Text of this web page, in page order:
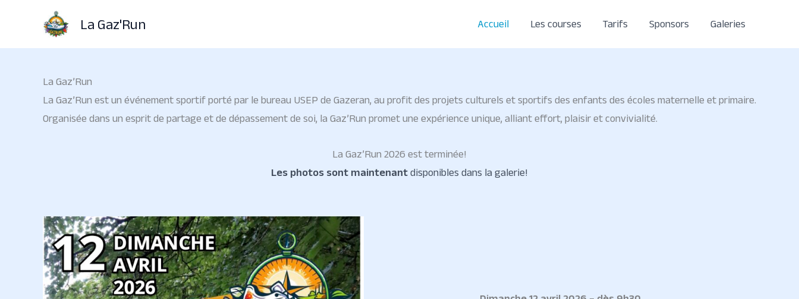
contenu
La Gaz'Run Accueil Les courses Tarifs Sponsors Galeries
La Gaz’Run
La Gaz’Run est un événement sportif porté par le bureau USEP de Gazeran, au profit des projets culturels et sportifs des enfants des écoles maternelle et primaire.
Organisée dans un esprit de partage et de dépassement de soi, la Gaz’Run promet une expérience unique, alliant effort, plaisir et convivialité.
La Gaz’Run 2026 est terminée!
Les photos sont maintenant disponibles dans la galerie!